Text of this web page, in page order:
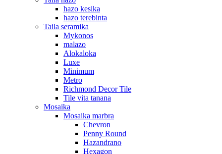
hazo kesika
hazo terebinta
Taila seramika
Mykonos
malazo
Alokaloka
Luxe
Minimum
Metro
Richmond Decor Tile
Tile vita tanana
Mosaika
Mosaika marbra
Chevron
Penny Round
Hazandrano
Hexagon